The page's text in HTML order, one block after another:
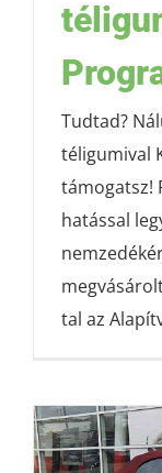
Tudtad?
téligumival
támogatsz!
hatással
tal az